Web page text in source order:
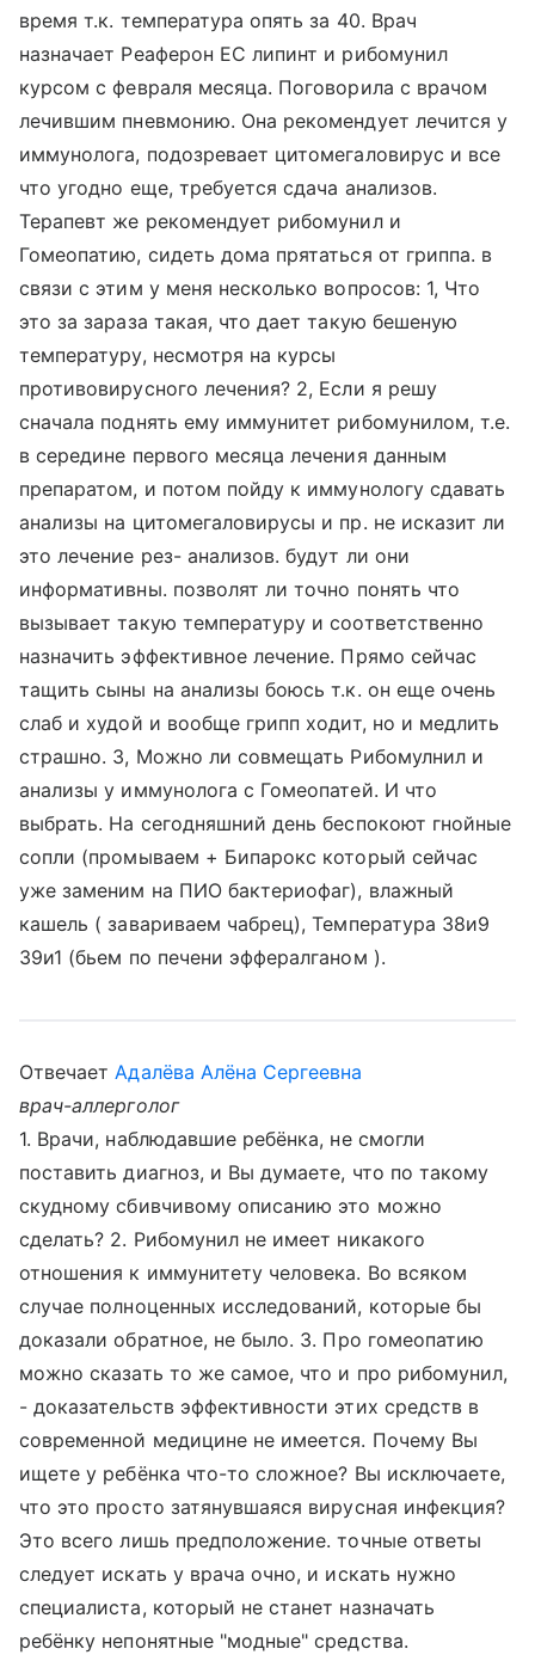
время т.к. температура опять за 40. Врач
назначает Реаферон ЕС липинт и рибомунил
курсом с февраля месяца. Поговорила с врачом
лечившим пневмонию. Она рекомендует лечится у
иммунолога, подозревает цитомегаловирус и все
что угодно еще, требуется сдача анализов.
Терапевт же рекомендует рибомунил и
Гомеопатию, сидеть дома прятаться от гриппа. в
связи с этим у меня несколько вопросов: 1, Что
это за зараза такая, что дает такую бешеную
температуру, несмотря на курсы
противовирусного лечения? 2, Если я решу
сначала поднять ему иммунитет рибомунилом, т.е.
в середине первого месяца лечения данным
препаратом, и потом пойду к иммунологу сдавать
анализы на цитомегаловирусы и пр. не исказит ли
это лечение рез- анализов. будут ли они
информативны. позволят ли точно понять что
вызывает такую температуру и соответственно
назначить эффективное лечение. Прямо сейчас
тащить сыны на анализы боюсь т.к. он еще очень
слаб и худой и вообще грипп ходит, но и медлить
страшно. 3, Можно ли совмещать Рибомулнил и
анализы у иммунолога с Гомеопатей. И что
выбрать. На сегодняшний день беспокоют гнойные
сопли (промываем + Бипарокс который сейчас
уже заменим на ПИО бактериофаг), влажный
кашель ( завариваем чабрец), Температура 38и9
39и1 (бьем по печени эффералганом ).
ОтвечаетАдалёва Алёна Сергеевна
врач-аллерголог
1. Врачи, наблюдавшие ребёнка, не смогли
поставить диагноз, и Вы думаете, что по такому
скудному сбивчивому описанию это можно
сделать? 2. Рибомунил не имеет никакого
отношения к иммунитету человека. Во всяком
случае полноценных исследований, которые бы
доказали обратное, не было. 3. Про гомеопатию
можно сказать то же самое, что и про рибомунил,
- доказательств эффективности этих средств в
современной медицине не имеется. Почему Вы
ищете у ребёнка что-то сложное? Вы исключаете,
что это просто затянувшаяся вирусная инфекция?
Это всего лишь предположение. точные ответы
следует искать у врача очно, и искать нужно
специалиста, который не станет назначать
ребёнку непонятные "модные" средства.